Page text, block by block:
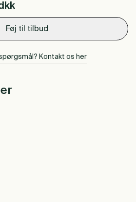
Føj til tilbud
Kontakt os her